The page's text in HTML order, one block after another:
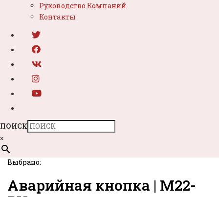
Руководство Компаний
Контакты
ПОИСК
×
Выбрано:
Аварийная кнопка | M22-